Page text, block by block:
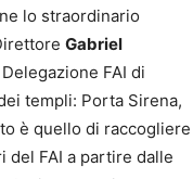
lo straordinario
Gabriel
FAI di
templi: Porta Sirena,
è quello di raccogliere
del FAI a partire dalle